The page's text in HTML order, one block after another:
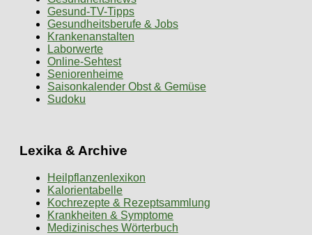
Gesund-TV-Tipps
Gesundheitsberufe & Jobs
Krankenanstalten
Laborwerte
Online-Sehtest
Seniorenheime
Saisonkalender Obst & Gemüse
Sudoku
Lexika & Archive
Heilpflanzenlexikon
Kalorientabelle
Kochrezepte & Rezeptsammlung
Krankheiten & Symptome
Medizinisches Wörterbuch